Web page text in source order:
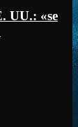
UU.: «se